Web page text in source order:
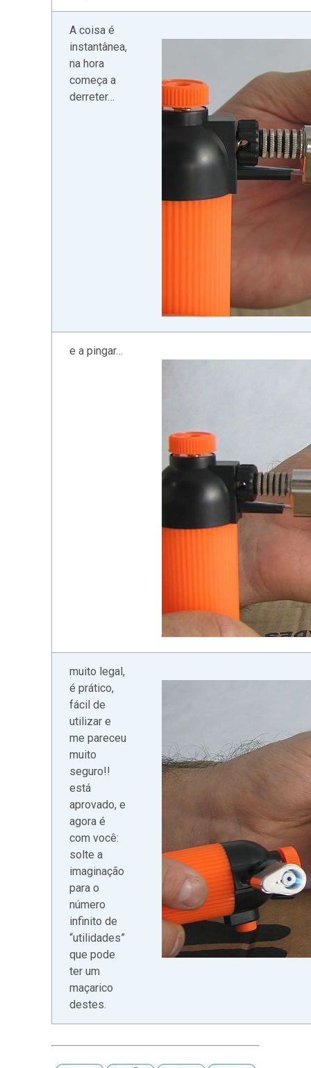
A coisa é
instantânea,
na hora
começa a
derreter…
e a pingar…
muito legal,
é prático,
fácil de
utilizar e
me pareceu
muito
seguro!!
está
aprovado, e
agora é
com você:
solte a
imaginação
para o
número
infinito de
“utilidades”
que pode
ter um
maçarico
destes.